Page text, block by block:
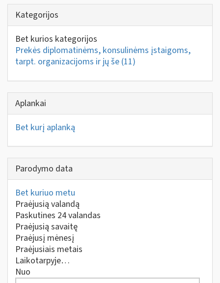
Kategorijos
Bet kurios kategorijos
Prekės diplomatinėms, konsulinėms įstaigoms,
tarpt. organizacijoms ir jų še (11)
Aplankai
Bet kurį aplanką
Parodymo data
Bet kuriuo metu
Praėjusią valandą
Paskutines 24 valandas
Praėjusią savaitę
Praėjusį mėnesį
Praėjusiais metais
Laikotarpyje…
Nuo